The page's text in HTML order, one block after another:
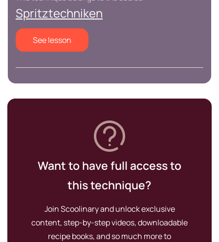
Spritztechniken
See lesson
Want to have full access to
this technique?
Join Scoolinary and unlock exclusive
content, step-by-step videos, downloadable
recipe books, and so much more to